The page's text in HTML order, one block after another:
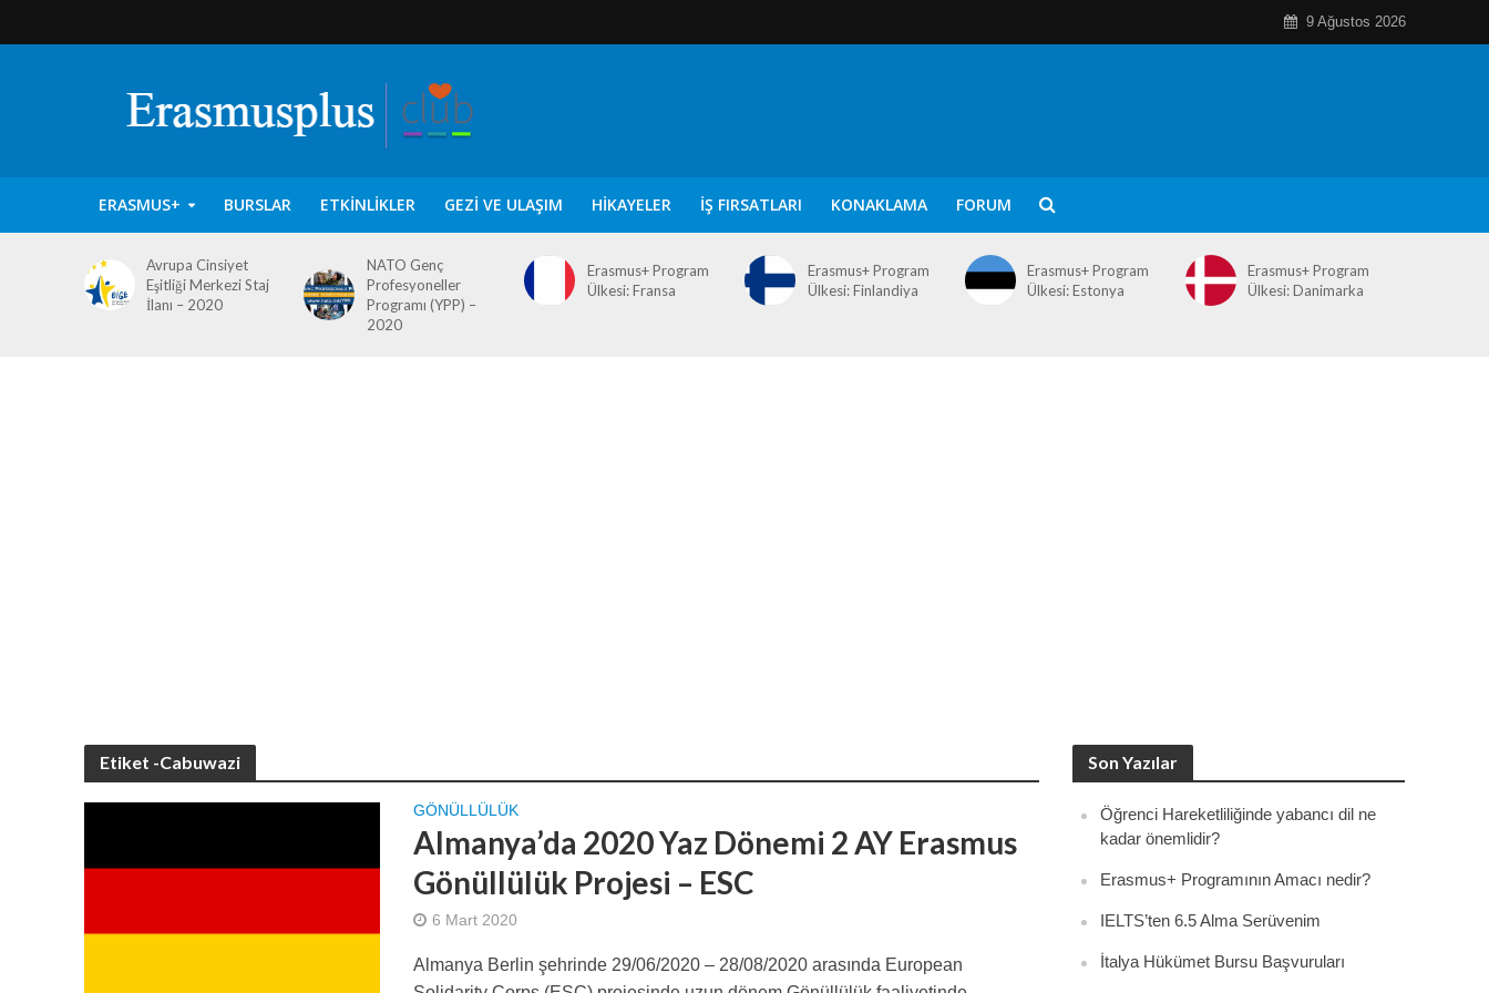
9 Ağustos 2026
ERASMUS+ BURSLAR ETKINLIKLER GEZI VE ULAŞIM HIKAYELER İŞ FIRSATLARI KONAKLAMA FORUM
Avrupa Cinsiyet
Eşitliği Merkezi Staj
İlanı – 2020
NATO Genç
Profesyoneller
Programı (YPP) –
2020
Erasmus+ Program
Ülkesi: Fransa
Erasmus+ Program
Ülkesi: Finlandiya
Erasmus+ Program
Ülkesi: Estonya
Erasmus+ Program
Ülkesi: Danimarka
Etiket -Cabuwazi
GÖNÜLLÜLÜK
Almanya’da 2020 Yaz Dönemi 2 AY Erasmus
Gönüllülük Projesi – ESC
6 Mart 2020
Almanya Berlin şehrinde 29/06/2020 – 28/08/2020 arasında European
Son Yazılar
Öğrenci Hareketliliğinde yabancı dil ne
kadar önemlidir?
Erasmus+ Programının Amacı nedir?
IELTS’ten 6.5 Alma Serüvenim
İtalya Hükümet Bursu Başvuruları